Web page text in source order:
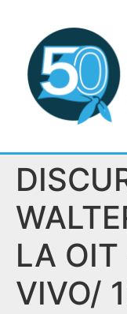
LA OIT
VIVO/